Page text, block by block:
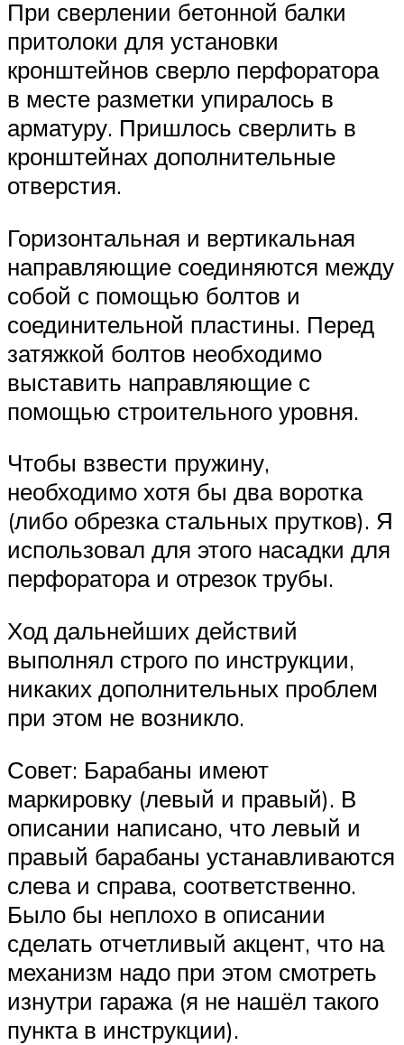
При сверлении бетонной балки
притолоки для установки
кронштейнов сверло перфоратора
в месте разметки упиралось в
арматуру. Пришлось сверлить в
кронштейнах дополнительные
отверстия.
Горизонтальная и вертикальная
направляющие соединяются между
собой с помощью болтов и
соединительной пластины. Перед
затяжкой болтов необходимо
выставить направляющие с
помощью строительного уровня.
Чтобы взвести пружину,
необходимо хотя бы два воротка
(либо обрезка стальных прутков). Я
использовал для этого насадки для
перфоратора и отрезок трубы.
Ход дальнейших действий
выполнял строго по инструкции,
никаких дополнительных проблем
при этом не возникло.
Совет: Барабаны имеют
маркировку (левый и правый). В
описании написано, что левый и
правый барабаны устанавливаются
слева и справа, соответственно.
Было бы неплохо в описании
сделать отчетливый акцент, что на
механизм надо при этом смотреть
изнутри гаража (я не нашёл такого
пункта в инструкции).